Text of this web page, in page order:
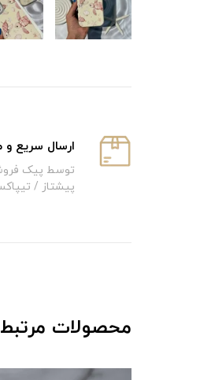
ارسال سریع
توسط پیک
پیشتاز /
محصولات مرتبط